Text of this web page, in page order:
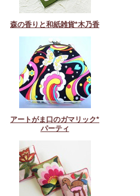
森の香りと和紙雑貨*木乃香
アートがま口のガマリック*
パーティ